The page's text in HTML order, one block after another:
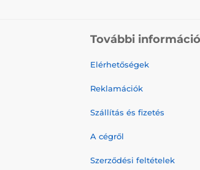
További
Elérhetőségek
Reklamációk
Szállítás és fizetés
A cégről
Szerződési feltételek